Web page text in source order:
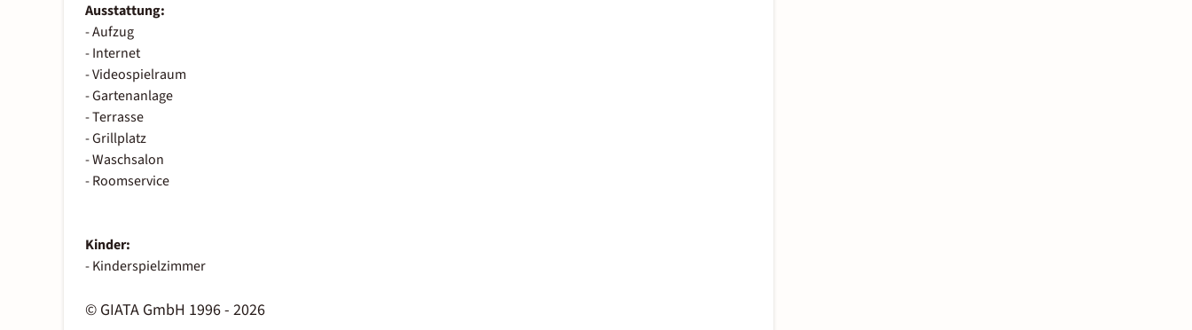
Ausstattung:
- Aufzug
- Internet
- Videospielraum
- Gartenanlage
- Terrasse
- Grillplatz
- Waschsalon
- Roomservice
Kinder:
- Kinderspielzimmer
© GIATA GmbH 1996 - 2026